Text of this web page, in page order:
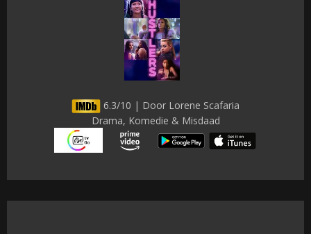
6.3/10 | Door Lorene Scafaria
Drama, Komedie & Misdaad